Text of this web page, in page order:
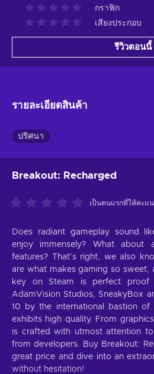
กราฟิก
เสียงประกอบ
รีวิวตอนนี้
รายละเอียดสินค้า
ปริศนา
Breakout: Recharged
เป็นคนแรกที่ให้คะแ
Does radiant gameplay sound
enjoy immensely? What
features? That’s right, we also
are what makes gaming so sweet,
key on Steam is perfect
AdamVision Studios, SneakyBox
10 by the international bastion
exhibits high quality. From
is crafted with utmost attention
from developers. Buy Breakout:
great price and dive into an
without hesitation!